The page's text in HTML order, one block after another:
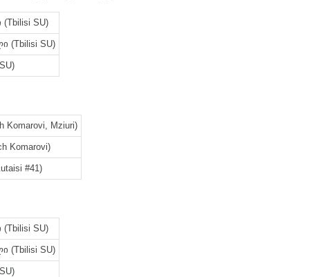
SU)
(Tbilisi SU)
Komarovi, Mziuri)
Komarovi)
#41)
SU)
(Tbilisi SU)